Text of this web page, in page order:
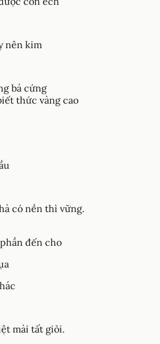
nên kim
bá cứng
thức vàng cao
có nền thì vững.
đến cho
mài tất giỏi.